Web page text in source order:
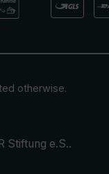
otherwise.
Stiftung e.S..